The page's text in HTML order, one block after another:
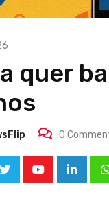
quer
0
LinkedIn